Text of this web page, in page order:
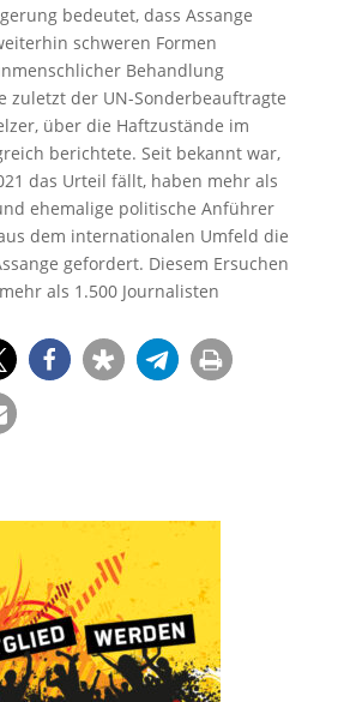
bedeutet, dass Assange
schweren Formen
Behandlung
zuletzt der UN-Sonderbeauftragte
über die Haftzustände im
berichtete. Seit bekannt war,
das Urteil fällt, haben mehr als
ehemalige politische Anführer
dem internationalen Umfeld die
gefordert. Diesem Ersuchen
als 1.500 Journalisten